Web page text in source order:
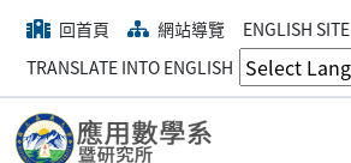
回首頁 網站導覽
ENGLISH SITE
TRANSLATE INTO ENGLISH